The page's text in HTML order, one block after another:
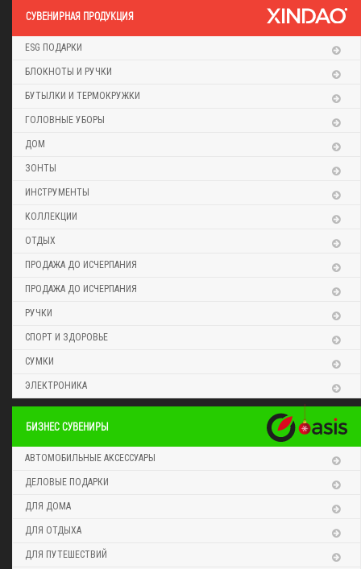
CУВЕНИРНАЯ ПРОДУКЦИЯ
ESG ПОДАРКИ
БЛОКНОТЫ И РУЧКИ
БУТЫЛКИ И ТЕРМОКРУЖКИ
ГОЛОВНЫЕ УБОРЫ
ДОМ
ЗОНТЫ
ИНСТРУМЕНТЫ
КОЛЛЕКЦИИ
ОТДЫХ
ПРОДАЖА ДО ИСЧЕРПАНИЯ
ПРОДАЖА ДО ИСЧЕРПАНИЯ
РУЧКИ
СПОРТ И ЗДОРОВЬЕ
СУМКИ
ЭЛЕКТРОНИКА
БИЗНЕС СУВЕНИРЫ
АВТОМОБИЛЬНЫЕ АКСЕССУАРЫ
ДЕЛОВЫЕ ПОДАРКИ
ДЛЯ ДОМА
ДЛЯ ОТДЫХА
ДЛЯ ПУТЕШЕСТВИЙ